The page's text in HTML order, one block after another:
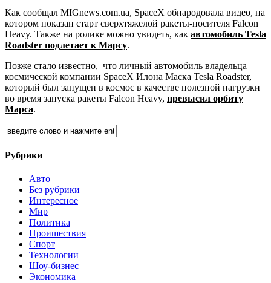
Как сообщал MIGnews.com.uа, SpaceX обнародовала видео, на
котором показан старт сверхтяжелой ракеты-носителя Falcon
Heavy. Также на ролике можно увидеть, как автомобиль Tesla
Roadster подлетает к Марсу.
Позже стало известно, что личный автомобиль владельца
космической компании SpaceX Илона Маска Tesla Roadster,
который был запущен в космос в качестве полезной нагрузки
во время запуска ракеты Falcon Heavy, превысил орбиту
Марса.
Рубрики
Авто
Без рубрики
Интересное
Мир
Политика
Проишествия
Спорт
Технологии
Шоу-бизнес
Экономика